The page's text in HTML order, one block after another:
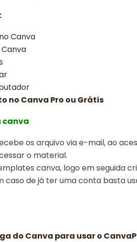
Canva
no Canva Pro ou Grátis
canva
os arquivo via e-mail, ao
o material.
canva, logo em seguida
caso de já ter uma conta basta
do Canva para usar o